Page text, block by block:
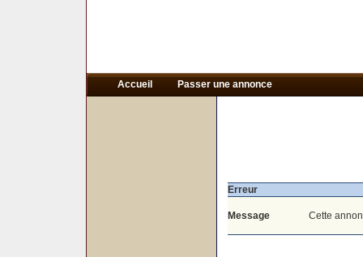
Accueil Passer une annonce
Erreur
Message Cette